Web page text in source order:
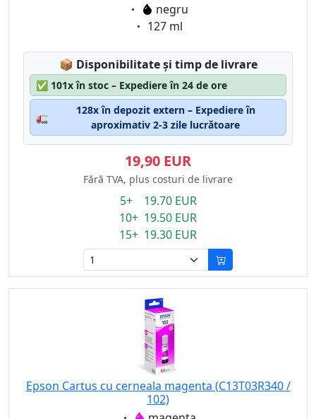
Eigenschaft:
negru
Eigenschaft:
127 ml
📦 Lagerstatus:
Disponibilitate și timp de livrare
✅ 101x în stoc – Expediere în 24 de ore
🚛
128x în depozit extern – Expediere în
aproximativ 2-3 zile lucrătoare
19,90 EUR
Fără TVA, plus costuri de livrare
5+ 19.70 EUR
10+ 19.50 EUR
15+ 19.30 EUR
Epson Cartus cu cerneala magenta (C13T03R340 /
102)